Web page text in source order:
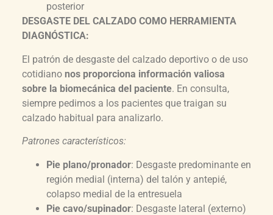
posterior
DESGASTE DEL CALZADO COMO HERRAMIENTA
DIAGNÓSTICA:
El patrón de desgaste del calzado deportivo o de uso
cotidiano nos proporciona información valiosa
sobre la biomecánica del paciente. En consulta,
siempre pedimos a los pacientes que traigan su
calzado habitual para analizarlo.
Patrones característicos:
Pie plano/pronador: Desgaste predominante en
región medial (interna) del talón y antepié,
colapso medial de la entresuela
Pie cavo/supinador: Desgaste lateral (externo)